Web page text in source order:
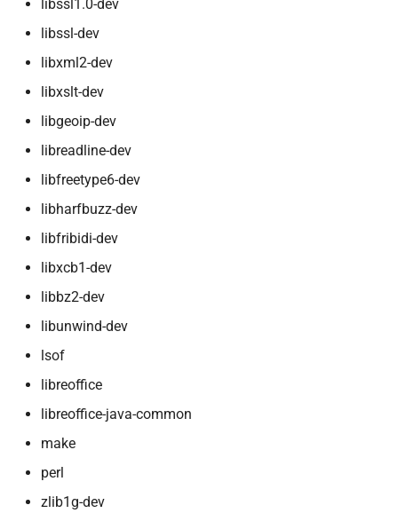
libssl1.0-dev
libssl-dev
libxml2-dev
libxslt-dev
libgeoip-dev
libreadline-dev
libfreetype6-dev
libharfbuzz-dev
libfribidi-dev
libxcb1-dev
libbz2-dev
libunwind-dev
lsof
libreoffice
libreoffice-java-common
make
perl
zlib1g-dev